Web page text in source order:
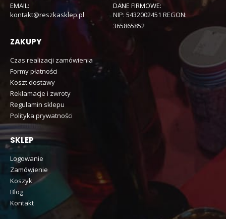
EMAIL:
kontakt@reszkasklep.pl
DANE FIRMOWE:
NIP: 5432002451 REGON:
365865852
ZAKUPY
Czas realizacji zamówienia
Formy płatności
Koszt dostawy
Reklamacje i zwroty
Regulamin sklepu
Polityka prywatności
SKLEP
Logowanie
Zamówienie
Koszyk
Blog
Kontakt